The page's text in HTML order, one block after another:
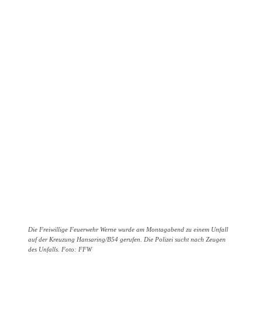
Die Freiwillige Feuerwehr Werne wurde am Montagabend zu einem Unfall
auf der Kreuzung Hansaring/B54 gerufen. Die Polizei sucht nach Zeugen
des Unfalls. Foto: FFW